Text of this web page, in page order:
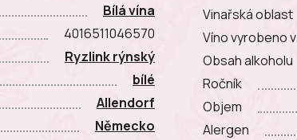
Bílá vína
4016511046570
Ryzlink rýnský
bílé
Allendorf
Německo
Vinařská oblast
Víno vyrobeno v
Obsah alkoholu
Ročník
Objem
Alergen